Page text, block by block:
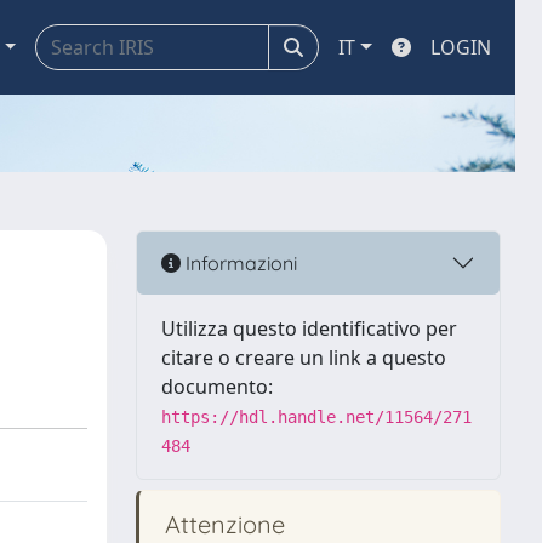
IT LOGIN
Informazioni
Utilizza questo identificativo per
citare o creare un link a questo
documento:
https://hdl.handle.net/11564/271
484
Attenzione